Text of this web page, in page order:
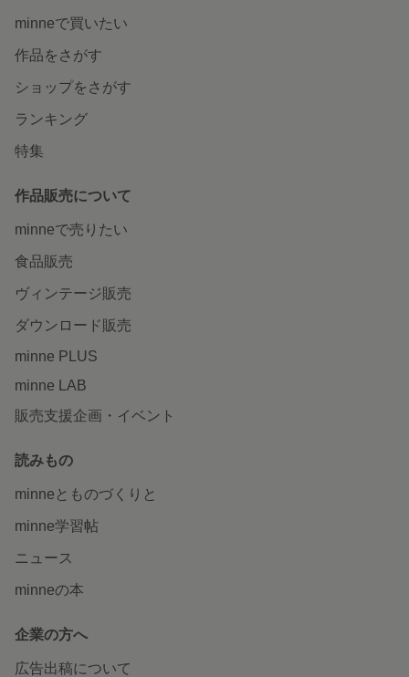
minneで買いたい
作品をさがす
ショップをさがす
ランキング
特集
作品販売について
minneで売りたい
食品販売
ヴィンテージ販売
ダウンロード販売
minne PLUS
minne LAB
販売支援企画・イベント
読みもの
minneとものづくりと
minne学習帖
ニュース
minneの本
企業の方へ
広告出稿について